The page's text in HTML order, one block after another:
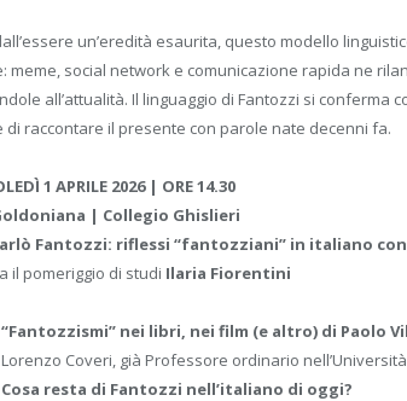
un’eredità esaurita, questo modello
meme, social network e comunicazione rapida ne
all’attualità. Il linguaggio di Fantozzi si conferma
di raccontare il presente con parole nate decenni fa.
1 APRILE 2026 | ORE 14.30
| Collegio Ghislieri
Fantozzi: riflessi “fantozziani” in italiano
il pomeriggio di studi Ilaria Fiorentini
“Fantozzismi” nei libri, nei film (e altro) di Paolo
Lorenzo Coveri, già Professore ordinario
Cosa resta di Fantozzi nell’italiano di oggi?